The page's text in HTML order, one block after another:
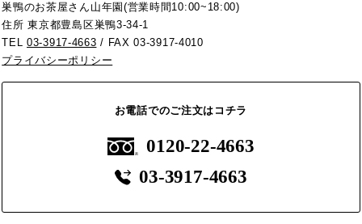
巣鴨のお茶屋さん山年園(営業時間10:00~18:00)
住所 東京都豊島区巣鴨3-34-1
TEL03-3917-4663 / FAX 03-3917-4010
プライバシーポリシー
お電話でのご注文はコチラ
0120-22-4663
03-3917-4663